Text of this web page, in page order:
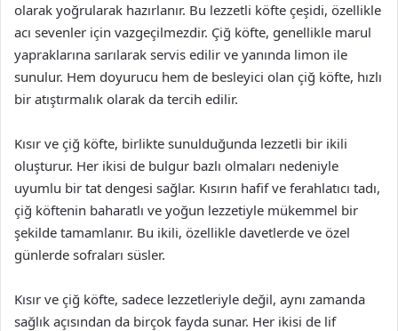
olarak yoğrularak hazırlanır. Bu lezzetli köfte çeşidi, özellikle
acı sevenler için vazgeçilmezdir. Çiğ köfte, genellikle marul
yapraklarına sarılarak servis edilir ve yanında limon ile
sunulur. Hem doyurucu hem de besleyici olan çiğ köfte, hızlı
bir atıştırmalık olarak da tercih edilir.
Kısır ve çiğ köfte, birlikte sunulduğunda lezzetli bir ikili
oluşturur. Her ikisi de bulgur bazlı olmaları nedeniyle
uyumlu bir tat dengesi sağlar. Kısırın hafif ve ferahlatıcı tadı,
çiğ köftenin baharatlı ve yoğun lezzetiyle mükemmel bir
şekilde tamamlanır. Bu ikili, özellikle davetlerde ve özel
günlerde sofraları süsler.
Kısır ve çiğ köfte, sadece lezzetleriyle değil, aynı zamanda
sağlık açısından da birçok fayda sunar. Her ikisi de lif